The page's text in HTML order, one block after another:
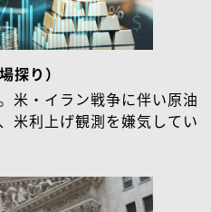
探り）
米・イラン戦争に伴い原油
米利上げ観測を嫌気してい